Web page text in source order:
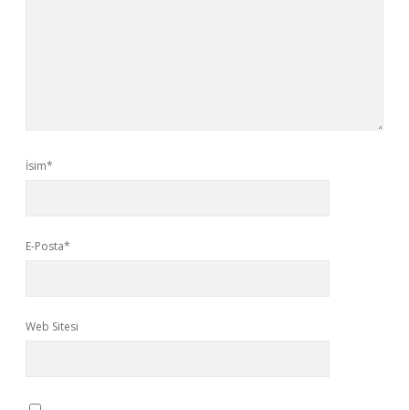
İsim*
E-Posta*
Web Sitesi